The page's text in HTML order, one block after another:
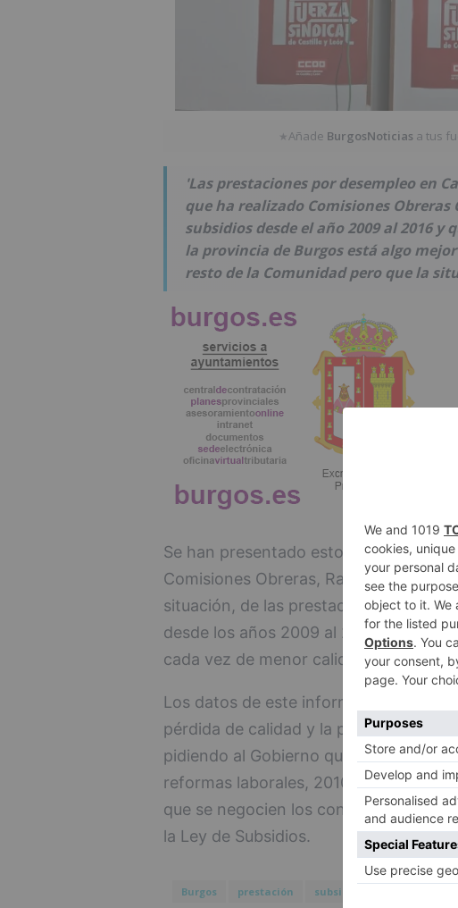
★Añade BurgosNoticias a tus
'Las prestaciones por desempleo en
que ha realizado Comisiones
subsidios desde el año 2009 al 2016
la provincia de Burgos está algo
resto de la Comunidad pero que la
Se han presentado estos datos y el
Comisiones Obreras, Raúl Sierra, ha
situación, de las prestaciones
desde los años 2009 al 2016. Es
cada vez de menor calidad y
Los datos de este informe
pérdida de calidad y la precarización
pidiendo al Gobierno que salga
reformas laborales, 2010 y 2012, y
que se negocien los convenios.
la Ley de Subsidios.
Burgos prestación subsidios